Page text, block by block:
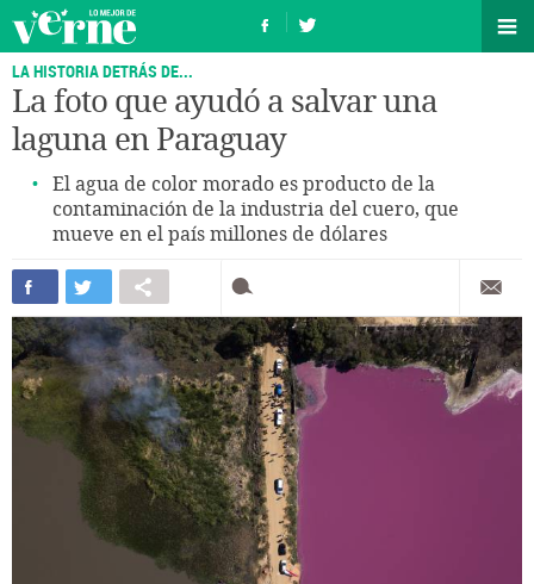
LA HISTORIA DETRÁS DE...
La foto que ayudó a salvar una
laguna en Paraguay
El agua de color morado es producto de la
contaminación de la industria del cuero, que
mueve en el país millones de dólares